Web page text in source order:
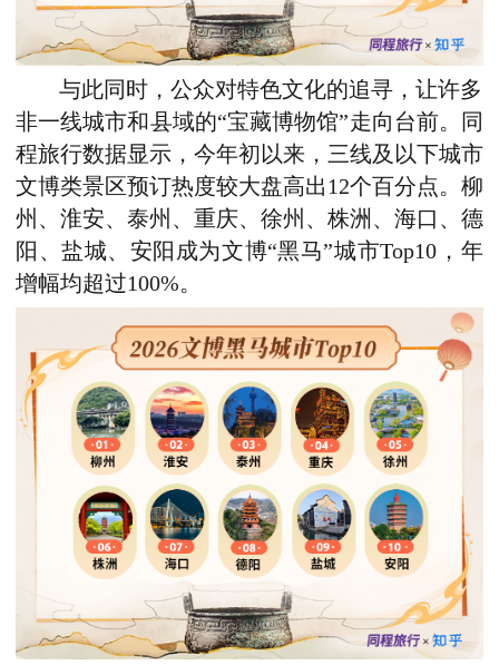
与此同时，公众对特色文化的追寻，让许多
非一线城市和县域的“宝藏博物馆”走向台前。同
程旅行数据显示， 今年初以来， 三线及以下城市
文博类景区预订热度较大盘高出12个百分点。柳
州、淮安、泰州、重庆、徐州、株洲、海口、德
阳、盐城、安阳成为文博“黑马”城市Top10，年
增幅均超过100%。